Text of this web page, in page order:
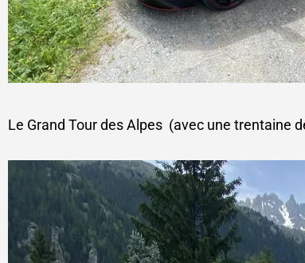
Le Grand Tour des Alpes (avec une trentaine